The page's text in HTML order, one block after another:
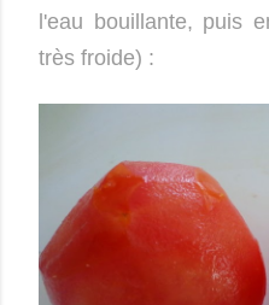
l'eau bouillante, puis
très froide) :